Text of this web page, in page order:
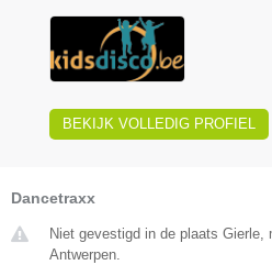
BEKIJK VOLLEDIG PROFIEL
Dancetraxx
Niet gevestigd in de plaats Gierle,
Antwerpen.